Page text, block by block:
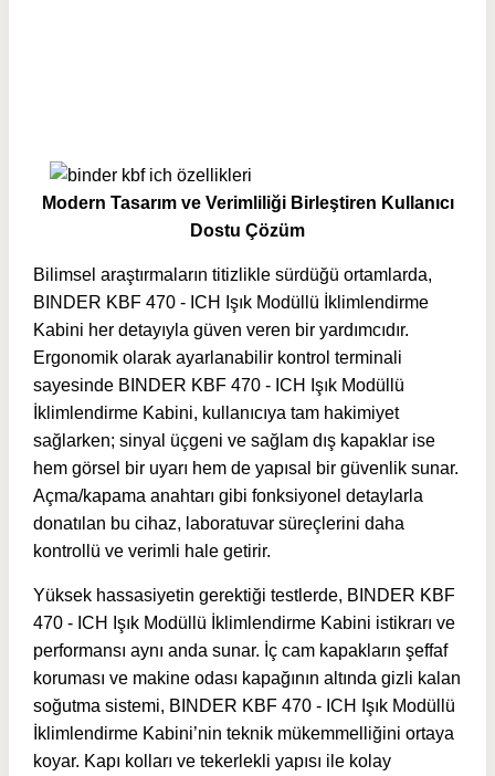
Modern Tasarım ve Verimliliği Birleştiren Kullanıcı
Dostu Çözüm
Bilimsel araştırmaların titizlikle sürdüğü ortamlarda,
BINDER KBF 470 - ICH Işık Modüllü İklimlendirme
Kabini her detayıyla güven veren bir yardımcıdır.
Ergonomik olarak ayarlanabilir kontrol terminali
sayesinde BINDER KBF 470 - ICH Işık Modüllü
İklimlendirme Kabini, kullanıcıya tam hakimiyet
sağlarken; sinyal üçgeni ve sağlam dış kapaklar ise
hem görsel bir uyarı hem de yapısal bir güvenlik sunar.
Açma/kapama anahtarı gibi fonksiyonel detaylarla
donatılan bu cihaz, laboratuvar süreçlerini daha
kontrollü ve verimli hale getirir.
Yüksek hassasiyetin gerektiği testlerde, BINDER KBF
470 - ICH Işık Modüllü İklimlendirme Kabini istikrarı ve
performansı aynı anda sunar. İç cam kapakların şeffaf
koruması ve makine odası kapağının altında gizli kalan
soğutma sistemi, BINDER KBF 470 - ICH Işık Modüllü
İklimlendirme Kabini’nin teknik mükemmelliğini ortaya
koyar. Kapı kolları ve tekerlekli yapısı ile kolay